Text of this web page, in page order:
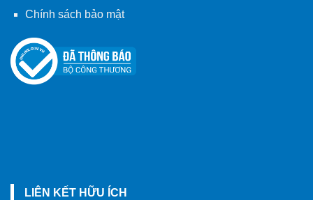
Chính sách bảo mật
LIÊN KẾT HỮU ÍCH